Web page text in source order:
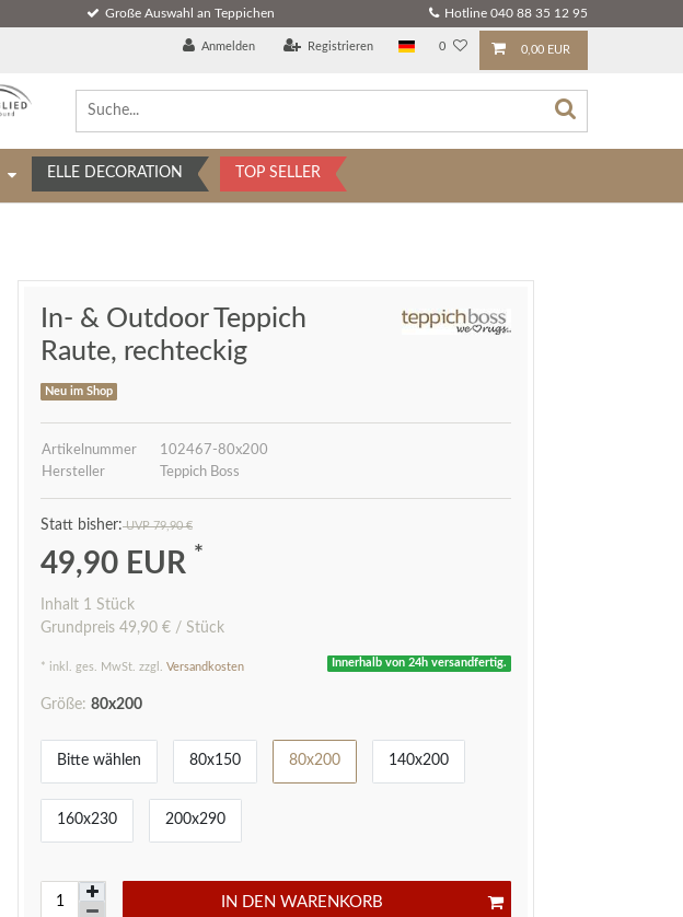
Große Auswahl an Teppichen Hotline 040 88 35 12 95
Anmelden Registrieren 0 0,00 EUR
ELLE DECORATION TOP SELLER
In- & Outdoor Teppich
Raute, rechteckig
Neu im Shop
Artikelnummer
102467-80x200
Hersteller
Teppich Boss
UVP 79,90 €
49,90 EUR *
Inhalt 1 Stück
Grundpreis 49,90 € / Stück
* inkl. ges. MwSt. zzgl. Versandkosten Innerhalb von 24h versandfertig.
Größe: 80x200
Bitte wählen 80x150 80x200 140x200
160x230 200x290
IN DEN WARENKORB